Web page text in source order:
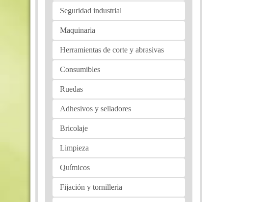
Seguridad industrial
Maquinaria
Herramientas de corte y abrasivas
Consumibles
Ruedas
Adhesivos y selladores
Bricolaje
Limpieza
Químicos
Fijación y tornilleria